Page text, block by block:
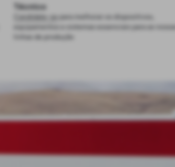
Técnico
Candidate-se
para melhorar os dispositivos,
equipamentos e sistemas essenciais para as nossas